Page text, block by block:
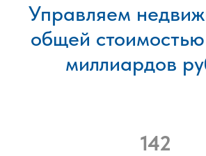
Управляем
общей
миллиардов
142